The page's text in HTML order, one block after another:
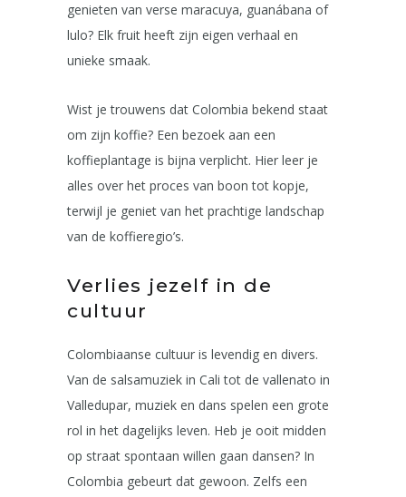
genieten van verse maracuya, guanábana of
lulo? Elk fruit heeft zijn eigen verhaal en
unieke smaak.
Wist je trouwens dat Colombia bekend staat
om zijn koffie? Een bezoek aan een
koffieplantage is bijna verplicht. Hier leer je
alles over het proces van boon tot kopje,
terwijl je geniet van het prachtige landschap
van de koffieregio’s.
Verlies jezelf in de
cultuur
Colombiaanse cultuur is levendig en divers.
Van de salsamuziek in Cali tot de vallenato in
Valledupar, muziek en dans spelen een grote
rol in het dagelijks leven. Heb je ooit midden
op straat spontaan willen gaan dansen? In
Colombia gebeurt dat gewoon. Zelfs een